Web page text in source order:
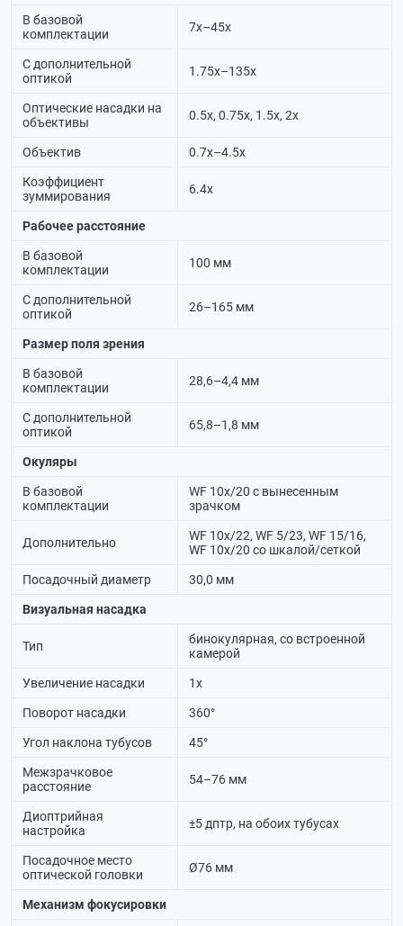
В базовой
комплектации
7х–45х
С дополнительной
оптикой
1.75х–135х
Оптические насадки на
объективы
0.5х, 0.75х, 1.5х, 2х
Объектив 0.7х–4.5х
Коэффициент
зуммирования
6.4х
Рабочее расстояние
В базовой
комплектации
100 мм
С дополнительной
оптикой
26–165 мм
Размер поля зрения
В базовой
комплектации
28,6–4,4 мм
С дополнительной
оптикой
65,8–1,8 мм
Окуляры
В базовой
комплектации
WF 10х/20 с вынесенным
зрачком
Дополнительно
WF 10х/22, WF 5/23, WF 15/16,
WF 10х/20 со шкалой/сеткой
Посадочный диаметр 30,0 мм
Визуальная насадка
Тип
бинокулярная, со встроенной
камерой
Увеличение насадки 1х
Поворот насадки 360°
Угол наклона тубусов 45°
Межзрачковое
расстояние
54–76 мм
Диоптрийная
настройка
±5 дптр, на обоих тубусах
Посадочное место
оптической головки
Ø76 мм
Механизм фокусировки